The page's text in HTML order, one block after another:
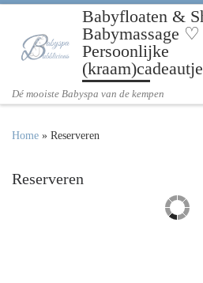
Ga naar inhoudBabyfloaten &
Babymassage ♡
Persoonlijke
Dé mooiste Babyspa van de kempen
Home » Reserveren
Reserveren